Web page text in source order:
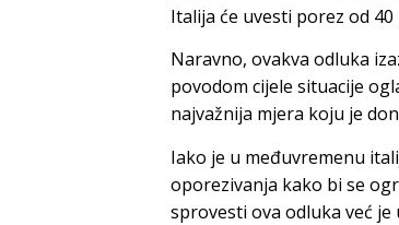
Italija će uvesti porez od
Naravno, ovakva odluka
povodom cijele situacije
najvažnija mjera koju je
Iako je u međuvremenu
oporezivanja kako bi se
sprovesti ova odluka već